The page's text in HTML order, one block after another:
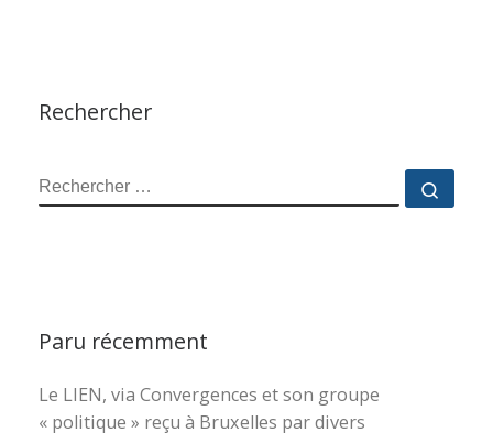
Rechercher
RECHERCHER
Paru récemment
Le LIEN, via Convergences et son groupe
« politique » reçu à Bruxelles par divers